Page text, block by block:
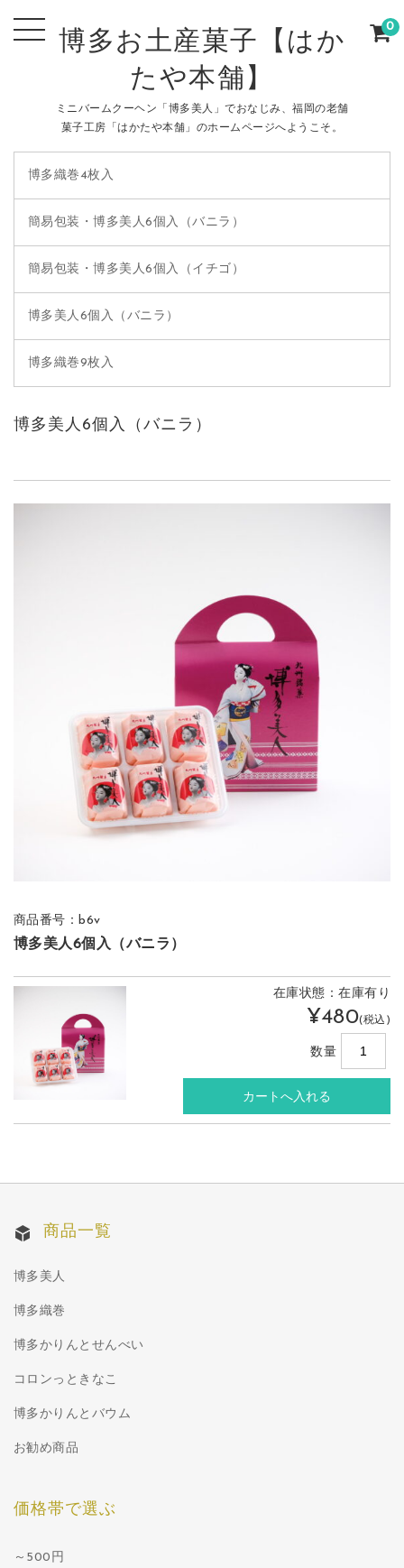
博多お土産菓子【はか
たや本舗】
ミニバームクーヘン「博多美人」でおなじみ、福岡の老舗
菓子工房「はかたや本舗」のホームページへようこそ。
博多織巻4枚入
簡易包装・博多美人6個入（バニラ）
簡易包装・博多美人6個入（イチゴ）
博多美人6個入（バニラ）
博多織巻9枚入
0
博多美人6個入（バニラ）
商品番号：b6v
博多美人6個入（バニラ）
在庫状態：在庫有り
¥480(税込)
数量
商品一覧
博多美人
博多織巻
博多かりんとせんべい
コロンっときなこ
博多かりんとバウム
お勧め商品
価格帯で選ぶ
～500円